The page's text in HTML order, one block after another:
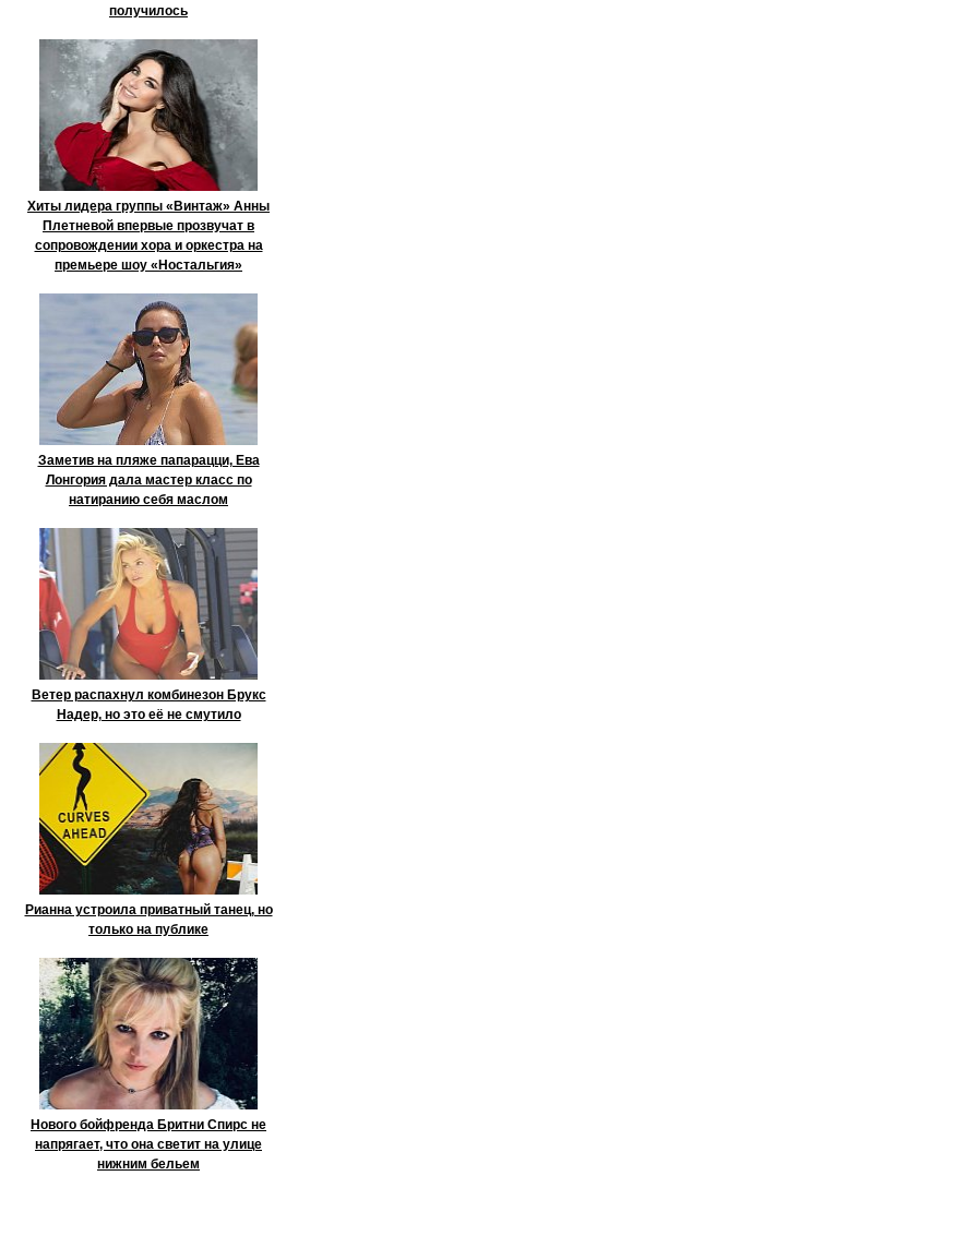
получилось
Хиты лидера группы «Винтаж» Анны
Плетневой впервые прозвучат в
сопровождении хора и оркестра на
премьере шоу «Ностальгия»
Заметив на пляже папарацци, Ева
Лонгория дала мастер класс по
натиранию себя маслом
Ветер распахнул комбинезон Брукс
Надер, но это её не смутило
Рианна устроила приватный танец, но
только на публике
Нового бойфренда Бритни Спирс не
напрягает, что она светит на улице
нижним бельем